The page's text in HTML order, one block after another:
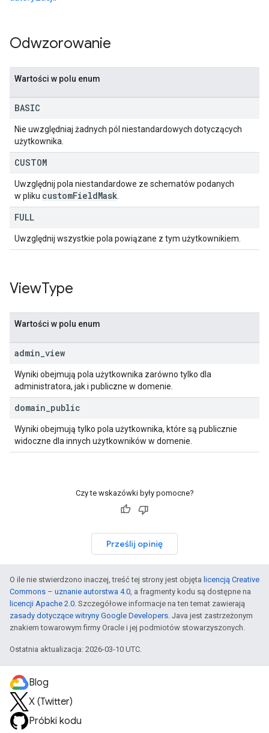
Odwzorowanie
Wartości w polu enum
BASIC
Nie uwzględniaj żadnych pól niestandardowych dotyczących
użytkownika.
CUSTOM
Uwzględnij pola niestandardowe ze schematów podanych
w pliku customFieldMask
FULL
Uwzględnij wszystkie pola powiązane z tym użytkownikiem.
ViewType
Wartości w polu enum
admin view
Wyniki obejmują pola użytkownika zarówno tylko dla
administratora, jak i publiczne w domenie.
domain public
Wyniki obejmują tylko pola użytkownika, które są publicznie
widoczne dla innych użytkowników w domenie.
Czy te wskazówki były pomocne?
Prześlij opinię
O ile nie stwierdzono inaczej, treść tej strony jest objęta licencją Creative
Commons – uznanie autorstwa 4.0, a fragmenty kodu są dostępne na
licencji Apache 2.0. Szczegółowe informacje na ten temat zawierają
zasady dotyczące witryny Google Developers. Java jest zastrzeżonym
znakiem towarowym firmy Oracle i jej podmiotów stowarzyszonych.
Ostatnia aktualizacja: 2026-03-10 UTC.
Blog
X (Twitter)
Próbki kodu